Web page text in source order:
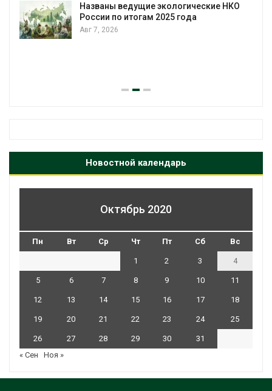
Названы ведущие экологические НКО
России по итогам 2025 года
Авг 7, 2026
Новостной календарь
Октябрь 2020
Пн Вт Ср Чт Пт Сб Вс
1 2 3 4
5 6 7 8 9 10 11
12 13 14 15 16 17 18
19 20 21 22 23 24 25
26 27 28 29 30
31
« Сен
Ноя »